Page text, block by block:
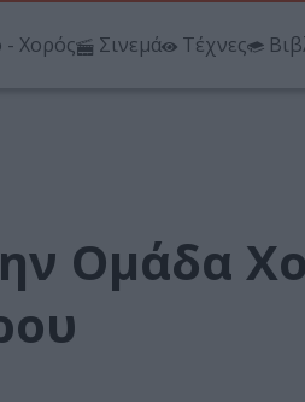
- Χορός Σινεμά Τέχνες
Ομάδα